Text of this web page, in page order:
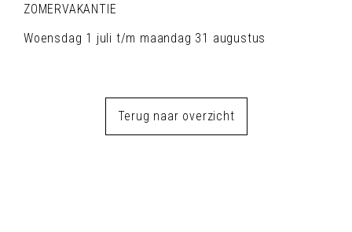
ZOMERVAKANTIE
Woensdag 1 juli t/m maandag 31 augustus
Terug naar overzicht